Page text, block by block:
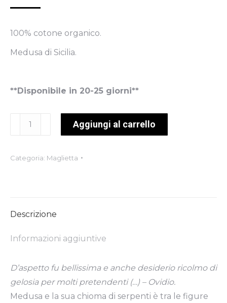
100% cotone organico.
Medusa di Sicilia.
**Disponibile in 20-25 giorni**
Medusa
quantità
Aggiungi al carrello
Categoria: Maglietta
Descrizione
Informazioni aggiuntive
D’aspetto fu bellissima e anche desiderio ricolmo di
gelosia per molti pretendenti (…) – Ovidio.
Medusa e la sua chioma di serpenti è tra le figure